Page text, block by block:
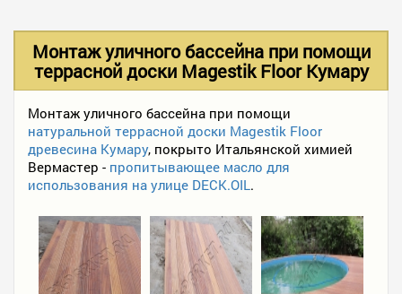
АКЦИИ
ФОТО РАБОТ
КОНТАКТЫ
ПОЛЕЗНОЕ
Монтаж уличного бассейна при помощи
террасной доски Magestik Floor Кумару
Монтаж уличного бассейна при помощи
натуральной террасной доски Magestik Floor
древесина Кумару, покрыто Итальянской химией
Вермастер - пропитывающее масло для
использования на улице DECK.OIL.